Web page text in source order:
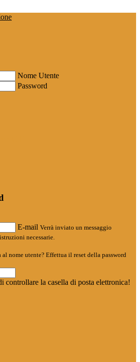
Nome Utente
Password
E-mail Verrà inviato un messaggio
necessarie.
nome utente? Effettua il reset della password
controllare la casella di posta elettronica!